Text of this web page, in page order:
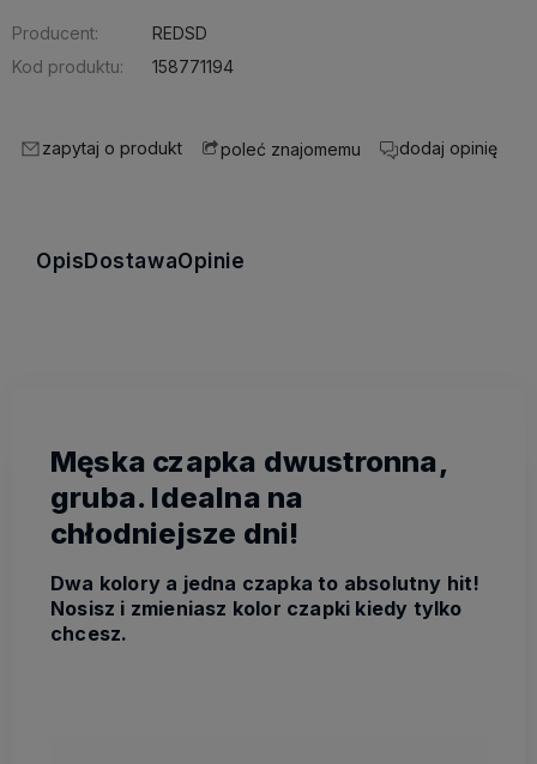
Producent:
REDSD
Kod produktu:
158771194
zapytaj o produkt poleć znajomemu dodaj opinię
Opis DostawaOpinie
Męska czapka dwustronna,
gruba. Idealna na
chłodniejsze dni!
Dwa kolory a jedna czapka to absolutny hit!
Nosisz i zmieniasz kolor czapki kiedy tylko
chcesz.